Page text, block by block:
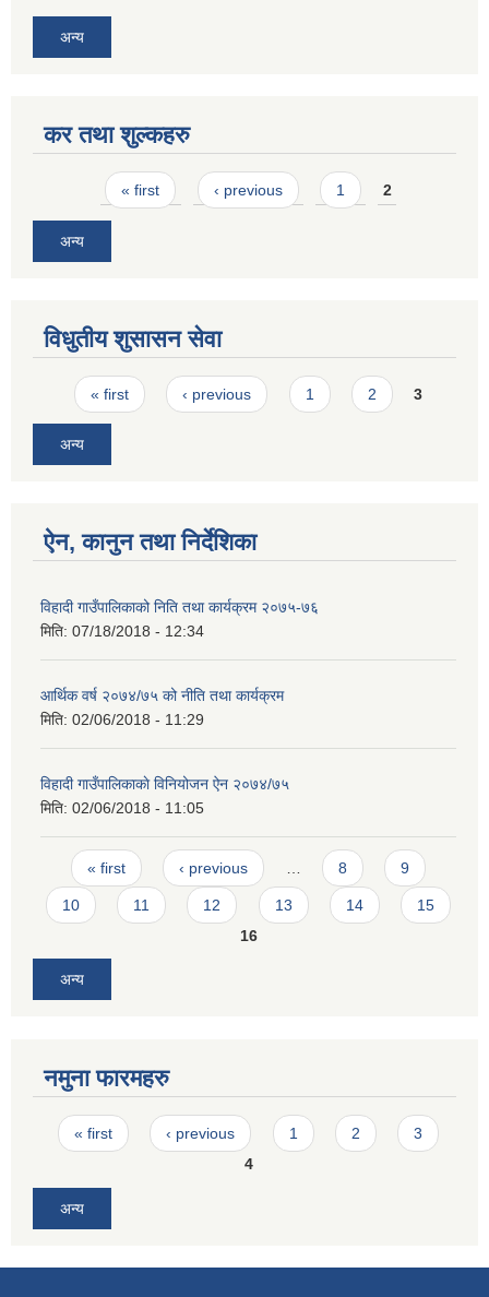
अन्य
कर तथा शुल्कहरु
Pages« first ‹ previous 1 2
अन्य
विधुतीय शुसासन सेवा
Pages
« first ‹ previous 1 2 3
अन्य
ऐन, कानुन तथा निर्देशिका
विहादी गाउँपालिकाको निति तथा कार्यक्रम २०७५-७६
मिति: 07/18/2018 - 12:34
आर्थिक वर्ष २०७४/७५ को नीति तथा कार्यक्रम
मिति: 02/06/2018 - 11:29
विहादी गाउँपालिकाकाे विनियोजन ऐन २०७४/७५
मिति: 02/06/2018 - 11:05
Pages
« first ‹ previous 8 9
10 11 12 13 14
15
16
अन्य
नमुना फारमहरु
Pages
« first ‹ previous 1 2
3
4
अन्य